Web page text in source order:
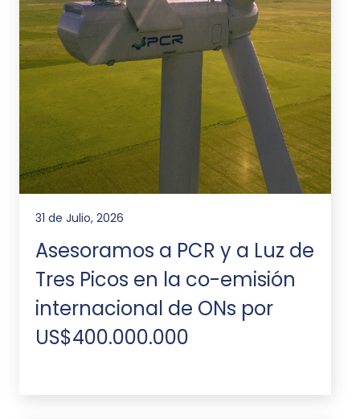
31 de Julio, 2026
Asesoramos a PCR y a Luz de
Tres Picos en la co-emisión
internacional de ONs por
US$400.000.000